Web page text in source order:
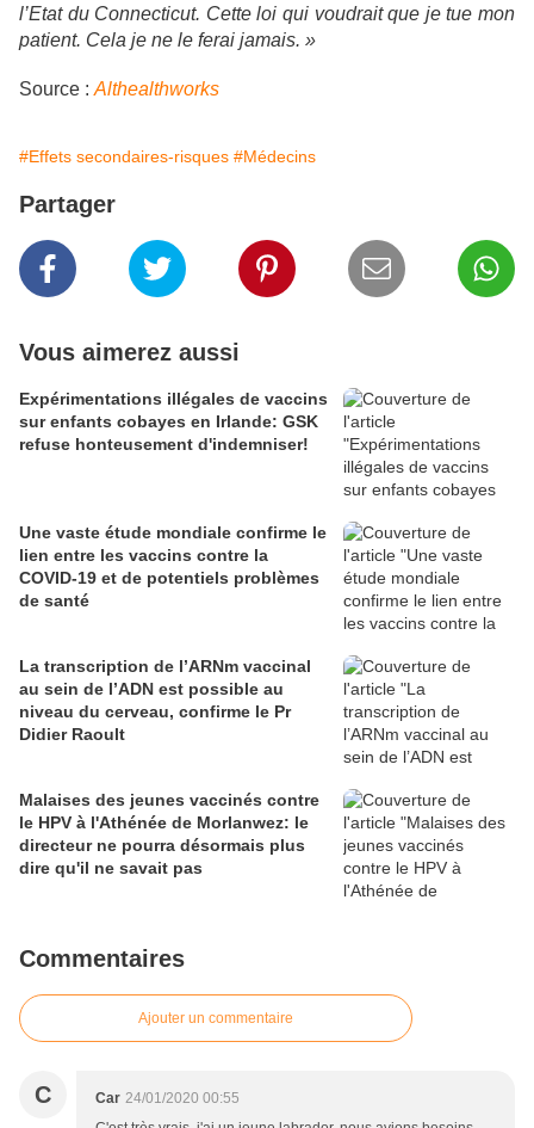
l’Etat du Connecticut. Cette loi qui voudrait que je tue mon
patient. Cela je ne le ferai jamais. »
Source : Althealthworks
#Effets secondaires-risques #Médecins
Partager
Vous aimerez aussi
Expérimentations illégales de vaccins
sur enfants cobayes en Irlande: GSK
refuse honteusement d'indemniser!
Une vaste étude mondiale confirme le
lien entre les vaccins contre la
COVID-19 et de potentiels problèmes
de santé
La transcription de l’ARNm vaccinal
au sein de l’ADN est possible au
niveau du cerveau, confirme le Pr
Didier Raoult
Malaises des jeunes vaccinés contre
le HPV à l'Athénée de Morlanwez: le
directeur ne pourra désormais plus
dire qu'il ne savait pas
Commentaires
Ajouter un commentaire
C Car 24/01/2020 00:55